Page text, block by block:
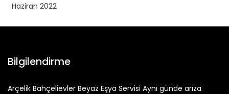
Haziran 2022
Bilgilendirme
Arçelik Bahçelievler Beyaz Eşya Servisi Aynı günde arıza